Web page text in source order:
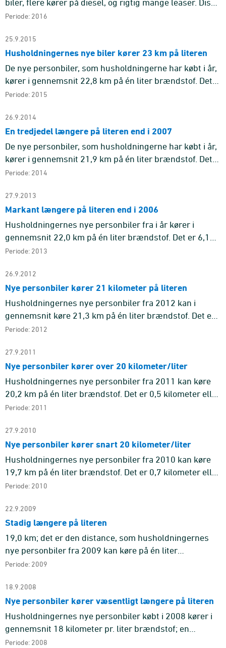
biler, flere kører på diesel, og rigtig mange leaser. Disse
faktorer har sammen med ny teknik været med til at
Periode: 2016
25.9.2015
Husholdningernes nye biler kører 23 km på literen
De nye personbiler, som husholdningerne har købt i år,
kører i gennemsnit 22,8 km på én liter brændstof. Det
er 6,7 kilometer - eller 42 pct. - længere end nye biler
Periode: 2015
26.9.2014
En tredjedel længere på literen end i 2007
De nye personbiler, som husholdningerne har købt i år,
kører i gennemsnit 21,9 km på én liter brændstof. Det
er 5,7 kilometer - eller 35 pct. - længere end de nye
Periode: 2014
27.9.2013
Markant længere på literen end i 2006
Husholdningernes nye personbiler fra i år kører i
gennemsnit 22,0 km på én liter brændstof. Det er 6,1
kilometer eller 38 pct. længere pr. liter end de nye biler,
Periode: 2013
26.9.2012
Nye personbiler kører 21 kilometer på literen
Husholdningernes nye personbiler fra 2012 kan i
gennemsnit køre 21,3 km på én liter brændstof. Det er
1,2 kilometer længere pr. liter end de nye biler,
Periode: 2012
27.9.2011
Nye personbiler kører over 20 kilometer/liter
Husholdningernes nye personbiler fra 2011 kan køre
20,2 km på én liter brændstof. Det er 0,5 kilometer eller
2,9 pct. længere pr. liter, end de nye biler
Periode: 2011
27.9.2010
Nye personbiler kører snart 20 kilometer/liter
Husholdningernes nye personbiler fra 2010 kan køre
19,7 km på én liter brændstof. Det er 0,7 kilometer eller
3,6 pct. længere, end deres nye biler kørte i første
Periode: 2010
22.9.2009
Stadig længere på literen
19,0 km; det er den distance, som husholdningernes
nye personbiler fra 2009 kan køre på én liter
brændstof. Det er én kilometer eller 5,5 pct. længere,
Periode: 2009
18.9.2008
Nye personbiler kører væsentligt længere på literen
Husholdningernes nye personbiler købt i 2008 kører i
gennemsnit 18 kilometer pr. liter brændstof; en
forbedring på 11 pct. siden første halvår 2007. Også
Periode: 2008